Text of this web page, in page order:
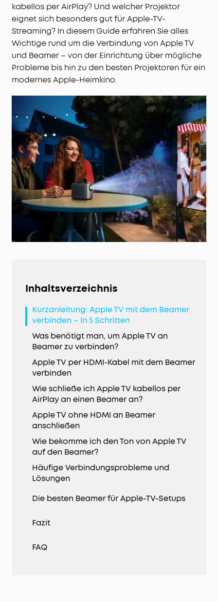
kabellos per AirPlay? Und welcher Projektor
eignet sich besonders gut für Apple-TV-
Streaming? In diesem Guide erfahren Sie alles
Wichtige rund um die Verbindung von Apple TV
und Beamer – von der Einrichtung über mögliche
Probleme bis hin zu den besten Projektoren für ein
modernes Apple-Heimkino.
Inhaltsverzeichnis
Kurzanleitung: Apple TV mit dem Beamer
verbinden – In 5 Schritten
Was benötigt man, um Apple TV an
Beamer zu verbinden?
Apple TV per HDMI-Kabel mit dem Beamer
verbinden
Wie schließe ich Apple TV kabellos per
AirPlay an einen Beamer an?
Apple TV ohne HDMI an Beamer
anschließen
Wie bekomme ich den Ton von Apple TV
auf den Beamer?
Häufige Verbindungsprobleme und
Lösungen
Die besten Beamer für Apple-TV-Setups
Fazit
FAQ